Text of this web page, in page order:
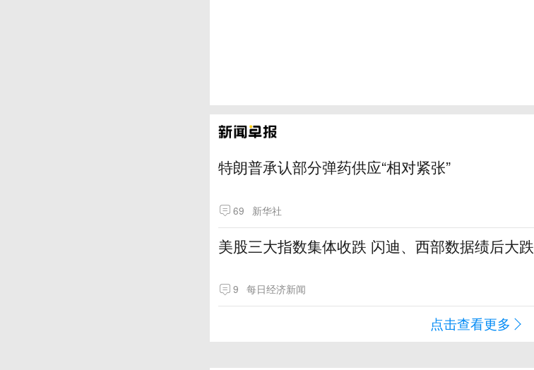
特朗普承认部分弹药供应“相对紧张”
69 新华社
美股三大指数集体收跌 闪迪、西部数据绩后大跌
9 每日经济新闻
点击查看更多